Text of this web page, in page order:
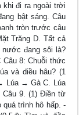
khi đi ra ngoài trời
bật sáng. Câu
tròn trước câu
Trăng D. Tất cả
đang sôi là?
Câu 8: Chuỗi thức
và diều hâu? (1
Lúa → Gà C. Lúa
9. (1) Điền từ
trình hô hấp. -